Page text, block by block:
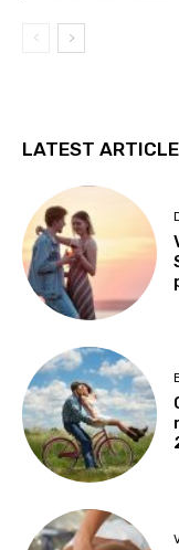
LATEST